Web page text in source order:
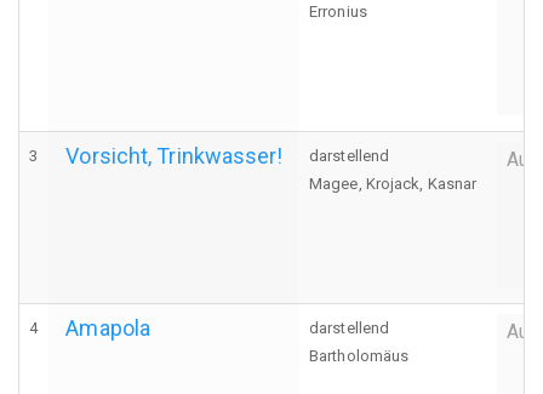
Erronius
3 Vorsicht, Trinkwasser!
darstellend
Magee, Krojack, Kasnar
4 Amapola
darstellend
Bartholomäus